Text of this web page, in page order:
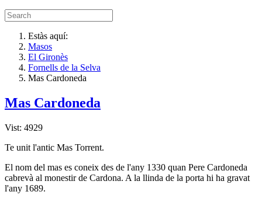
Estàs aquí:
Masos
El Gironès
Fornells de la Selva
Mas Cardoneda
Mas Cardoneda
Vist: 4929
Te unit l'antic Mas Torrent.
El nom del mas es coneix des de l'any 1330 quan Pere Cardoneda
cabrevà al monestir de Cardona. A la llinda de la porta hi ha gravat
l'any 1689.